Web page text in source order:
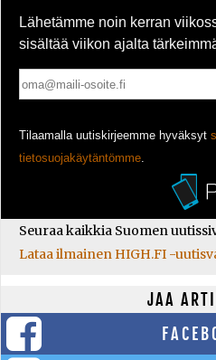
Lähetämme noin kerran
sisältää viikon ajalta
Tilaamalla uutiskirjeemme hyväksyt
tietosuojakäytäntömme.
Seuraa kaikkia Suomen
Lataa ilmainen HIGH.FI -
JAA